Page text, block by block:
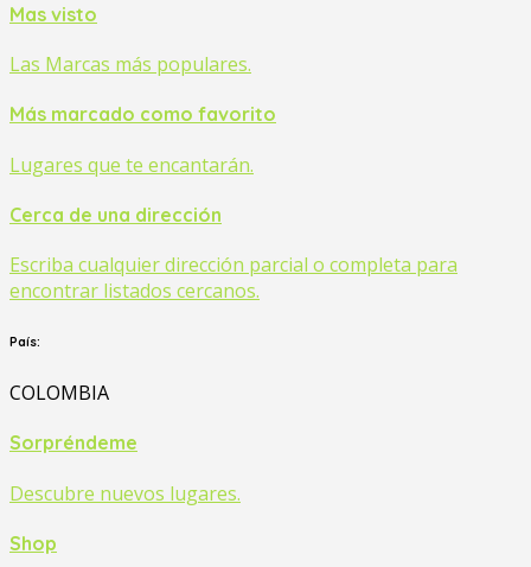
Mas visto
Las Marcas más populares.
Más marcado como favorito
Lugares que te encantarán.
Cerca de una dirección
Escriba cualquier dirección parcial o completa para
encontrar listados cercanos.
País:
COLOMBIA
Sorpréndeme
Descubre nuevos lugares.
Shop